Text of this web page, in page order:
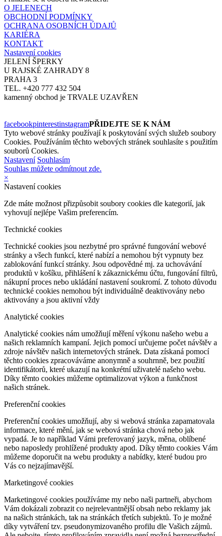
O JELENECH
OBCHODNÍ PODMÍNKY
OCHRANA OSOBNÍCH ÚDAJŮ
KARIÉRA
KONTAKT
Nastavení cookies
JELENÍ ŠPERKY
U RAJSKÉ ZAHRADY 8
PRAHA 3
TEL. +420 777 432 504
kamenný obchod je TRVALE UZAVŘEN
facebookpinterestinstagramPŘIDEJTE SE K NÁM
Tyto webové stránky používají k poskytování svých služeb soubory
Cookies. Používáním těchto webových stránek souhlasíte s použitím
souborů Cookies.
Nastavení Souhlasím
Souhlas můžete odmítnout zde.
×
Nastavení cookies
Zde máte možnost přizpůsobit soubory cookies dle kategorií, jak
vyhovují nejlépe Vašim preferencím.
Technické cookies
Technické cookies jsou nezbytné pro správné fungování webové
stránky a všech funkcí, které nabízí a nemohou být vypnuty bez
zablokování funkcí stránky. Jsou odpovědné mj. za uchovávání
produktů v košíku, přihlášení k zákaznickému účtu, fungování filtrů,
nákupní proces nebo ukládání nastavení soukromí. Z tohoto důvodu
technické cookies nemohou být individuálně deaktivovány nebo
aktivovány a jsou aktivní vždy
Analytické cookies
Analytické cookies nám umožňují měření výkonu našeho webu a
našich reklamních kampaní. Jejich pomocí určujeme počet návštěv a
zdroje návštěv našich internetových stránek. Data získaná pomocí
těchto cookies zpracováváme anonymně a souhrnně, bez použití
identifikátorů, které ukazují na konkrétní uživatelé našeho webu.
Díky těmto cookies můžeme optimalizovat výkon a funkčnost
našich stránek.
Preferenční cookies
Preferenční cookies umožňují, aby si webová stránka zapamatovala
informace, které mění, jak se webová stránka chová nebo jak
vypadá. Je to například Vámi preferovaný jazyk, měna, oblíbené
nebo naposledy prohlížené produkty apod. Díky těmto cookies Vám
můžeme doporučit na webu produkty a nabídky, které budou pro
Vás co nejzajímavější.
Marketingové cookies
Marketingové cookies používáme my nebo naši partneři, abychom
Vám dokázali zobrazit co nejrelevantnější obsah nebo reklamy jak
na našich stránkách, tak na stránkách třetích subjektů. To je možné
díky vytváření tzv. pseudonymizovaného profilu dle Vašich zájmů.